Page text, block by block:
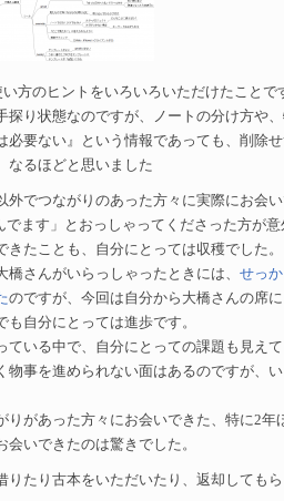
方のヒントをいろいろいただけたことで
探り状態なのですが、ノートの分け方や
必要ない』という情報であっても、削除
なるほどと思いました
外でつながりのあった方々に実際にお会
でます」とおっしゃってくださった方が
たことも、自分にとっては収穫でした。
橋さんがいらっしゃったときには、 せっ
のですが、今回は自分から大橋さんの席
自分にとっては進歩です。
ている中で、自分にとっての課題も見え
物事を進められない面はあるのですが、
りがあった方々にお会いできた、特に2年
いできたのは驚きでした。
りたり古本をいただいたり、返却しても